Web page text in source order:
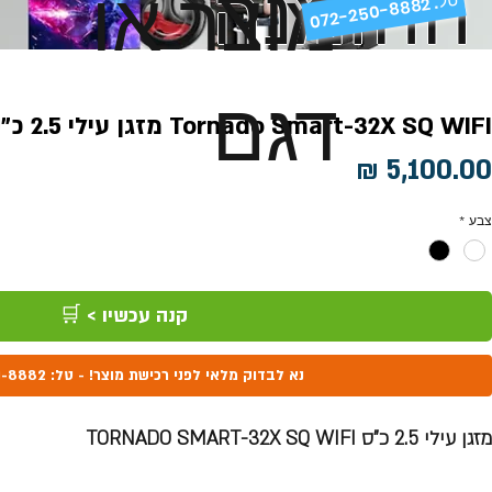
מוצר או
דגם
Tornado Smart-32X SQ WIFI מזגן עילי 2.5 כ"ס
מחיר
צבע *
קנה עכשיו > 🛒
נא לבדוק מלאי לפני רכישת מוצר! - טל: 072-250-8882
מזגן עילי 2.5 כ"ס TORNADO SMART-32X SQ WIFI
072-250-8882 .